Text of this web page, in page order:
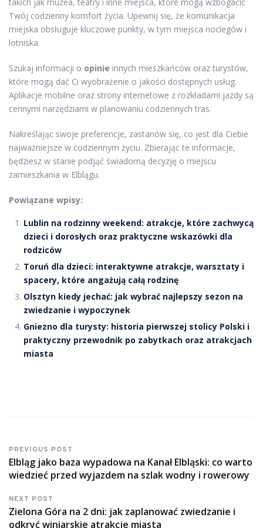
Twój codzienny komfort życia. Upewnij się, że komunikacja
miejska obsługuje kluczowe punkty, w tym miejsca noclegów i
lotniska.
Szukaj informacji o opinie innych mieszkańców oraz turystów,
które mogą dać Ci wyobrażenie o jakości dostępnych usług.
Aplikacje mobilne oraz strony internetowe z rozkładami jazdy są
cennymi narzędziami w planowaniu codziennych tras.
Nakreślając swoje preferencje, zastanów się, co jest dla Ciebie
najważniejsze w codziennym życiu. Zbierając te informacje,
będziesz w stanie podjąć świadomą decyzję o miejscu
zamieszkania w Elblągu.
Powiązane wpisy:
Lublin na rodzinny weekend: atrakcje, które zachwycą
dzieci i dorosłych oraz praktyczne wskazówki dla
rodziców
Toruń dla dzieci: interaktywne atrakcje, warsztaty i
spacery, które angażują całą rodzinę
Olsztyn kiedy jechać: jak wybrać najlepszy sezon na
zwiedzanie i wypoczynek
Gniezno dla turysty: historia pierwszej stolicy Polski i
praktyczny przewodnik po zabytkach oraz atrakcjach
miasta
PREVIOUS POST
Elbląg jako baza wypadowa na Kanał Elbląski: co warto
wiedzieć przed wyjazdem na szlak wodny i rowerowy
NEXT POST
Zielona Góra na 2 dni: jak zaplanować zwiedzanie i
odkryć winiarskie atrakcje miasta